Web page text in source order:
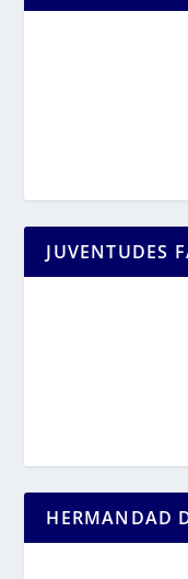
JUVENTUDES
HERMANDAD